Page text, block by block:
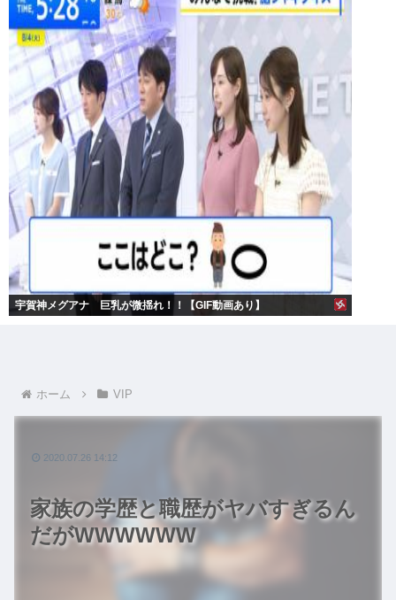
宇賀神メグアナ 巨乳が微揺れ！！【GIF動画あり】
ホーム VIP
家族の学歴と職歴がヤバすぎるん
だがWWWWWW
2020.07.26 14:12